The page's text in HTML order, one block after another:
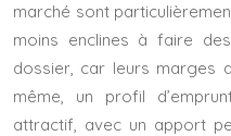
marché sont
moins enclines à faire
dossier, car leurs marges
même, un profil
attractif, avec un apport